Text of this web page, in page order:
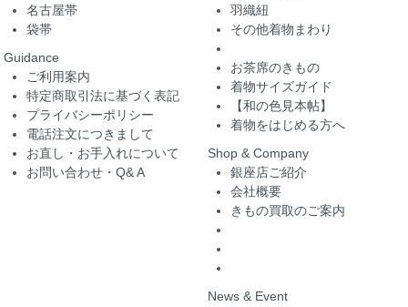
名古屋帯
袋帯
Guidance
ご利用案内
特定商取引法に基づく表記
プライバシーポリシー
電話注文につきまして
お直し・お手入れについて
お問い合わせ・Q& A
羽織紐
その他着物まわり
お茶席のきもの
着物サイズガイド
【和の色見本帖】
着物をはじめる方へ
Shop & Company
銀座店ご紹介
会社概要
きもの買取のご案内
News & Event